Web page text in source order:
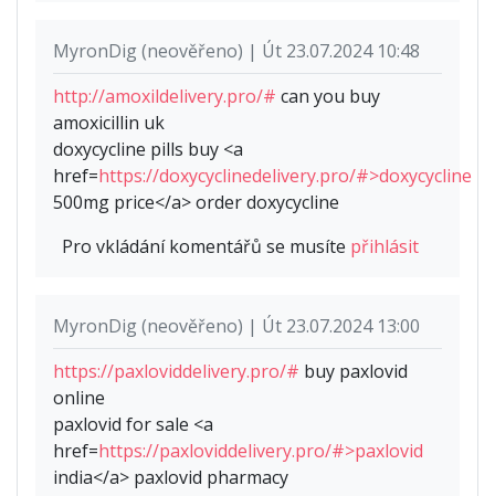
MyronDig (neověřeno) | Út 23.07.2024 10:48
http://amoxildelivery.pro/# can you buy
amoxicillin uk
doxycycline pills buy <a
href=https://doxycyclinedelivery.pro/#>doxycycline
500mg price</a> order doxycycline
Pro vkládání komentářů se musíte přihlásit
MyronDig (neověřeno) | Út 23.07.2024 13:00
https://paxloviddelivery.pro/# buy paxlovid
online
paxlovid for sale <a
href=https://paxloviddelivery.pro/#>paxlovid
india</a> paxlovid pharmacy